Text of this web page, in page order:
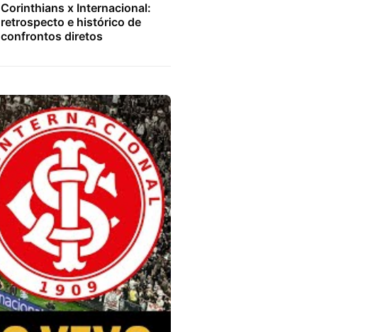
Corinthians x Internacional:
retrospecto e histórico de
confrontos diretos